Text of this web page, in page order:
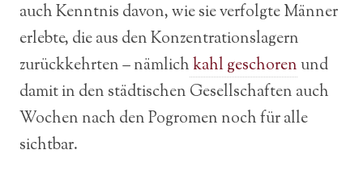
auch Kenntnis davon, wie sie verfolgte Männer
erlebte, die aus den Konzentrationslagern
zurückkehrten – nämlichkahl geschorenund
damit in den städtischen Gesellschaften auch
Wochen nach den Pogromen noch für alle
sichtbar.